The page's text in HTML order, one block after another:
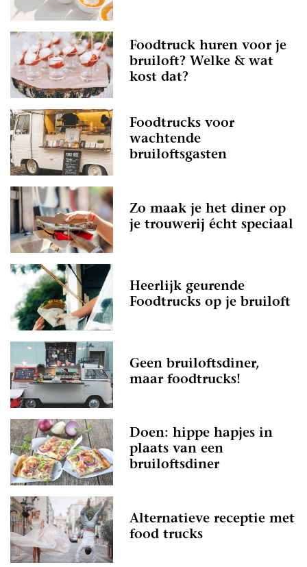
Foodtruck huren voor je
bruiloft? Welke & wat
kost dat?
Foodtrucks voor
wachtende
bruiloftsgasten
Zo maak je het diner op
je trouwerij écht speciaal
Heerlijk geurende
Foodtrucks op je bruiloft
Geen bruiloftsdiner,
maar foodtrucks!
Doen: hippe hapjes in
plaats van een
bruiloftsdiner
Alternatieve receptie met
food trucks